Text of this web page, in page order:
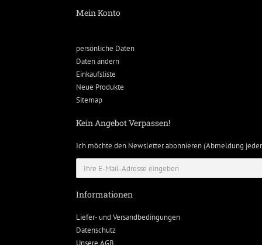
Mein Konto
persönliche Daten
Daten ändern
Einkaufsliste
Neue Produkte
Sitemap
Kein Angebot Verpassen!
Ich möchte den Newsletter abonnieren (Abmeldung
Informationen
Liefer- und Versandbedingungen
Datenschutz
Unsere AGB